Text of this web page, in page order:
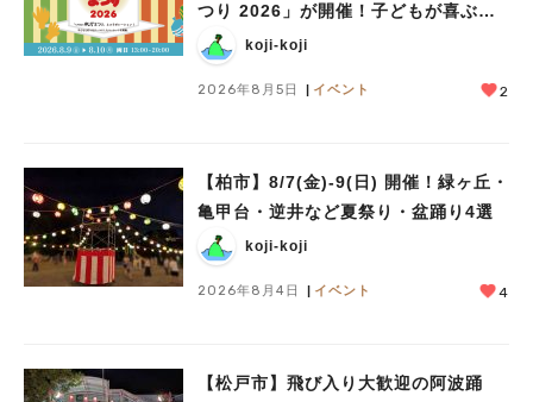
つり 2026」が開催！子どもが喜ぶワ
ークショップや限定ヒーローショーも
koji-koji
2026年8月5日 イベント 2
【柏市】8/7(金)‐9(日) 開催！緑ヶ丘・
亀甲台・逆井など夏祭り・盆踊り4選
koji-koji
2026年8月4日 イベント 4
【松戸市】飛び入り大歓迎の阿波踊
#教えたい/こんなの見つけた